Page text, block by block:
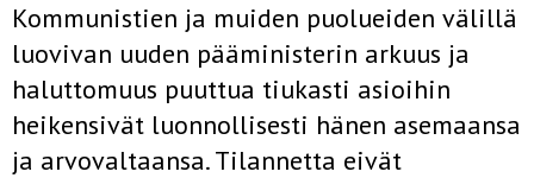
Kommunistien ja muiden puolueiden välillä
luovivan uuden pääministerin arkuus ja
haluttomuus puuttua tiukasti asioihin
heikensivät luonnollisesti hänen asemaansa
ja arvovaltaansa. Tilannetta eivät